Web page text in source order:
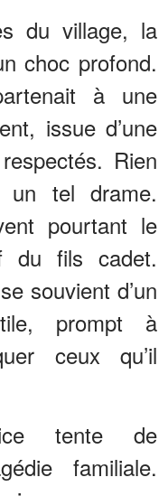
du village, la
choc profond.
à une
issue d’une
Rien
un tel drame.
pourtant le
du fils cadet.
souvient d’un
prompt à
ceux qu’il
tente de
familiale.